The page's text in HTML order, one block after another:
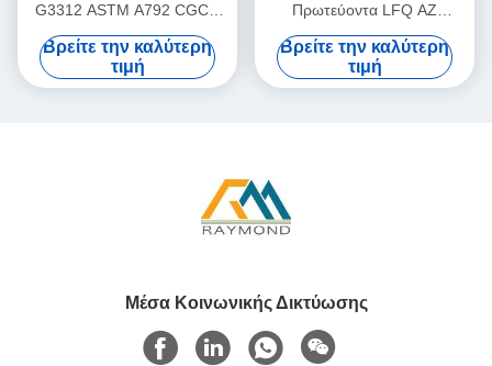
G3312 ASTM A792 CGCC
DX51D AZ PVDF
Προχρωματισμένο φύλλο
χάλυβα
Βρείτε την καλύτερη
τιμή
Πρωτεύοντα LFQ AZ
Προχρωματισμένα τυλιγμένα
χρώματα χάλυβα
Βρείτε την καλύτερη
τιμή
Μέσα Κοινωνικής Δικτύωσης